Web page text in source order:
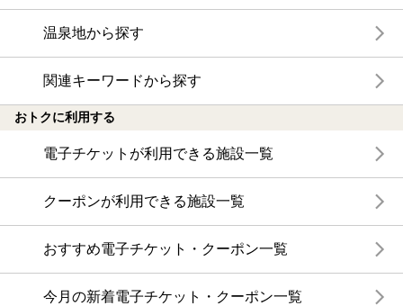
温泉地から探す
関連キーワードから探す
おトクに利用する
電子チケットが利用できる施設一覧
クーポンが利用できる施設一覧
おすすめ電子チケット・クーポン一覧
今月の新着電子チケット・クーポン一覧